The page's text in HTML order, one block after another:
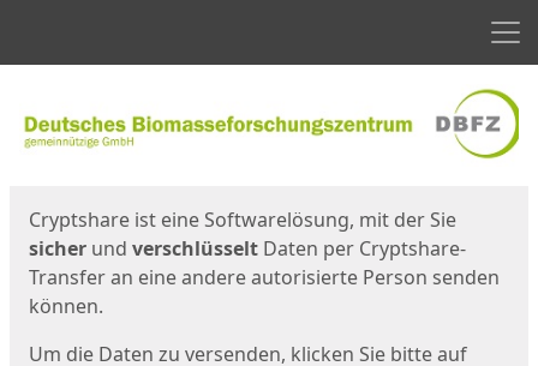
Cryptshare ist eine Softwarelösung, mit der Sie
sicher und verschlüsselt Daten per Cryptshare-
Transfer an eine andere autorisierte Person senden
können.
Um die Daten zu versenden, klicken Sie bitte auf